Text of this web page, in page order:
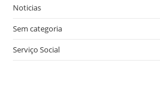
Noticias
Sem categoria
Serviço Social